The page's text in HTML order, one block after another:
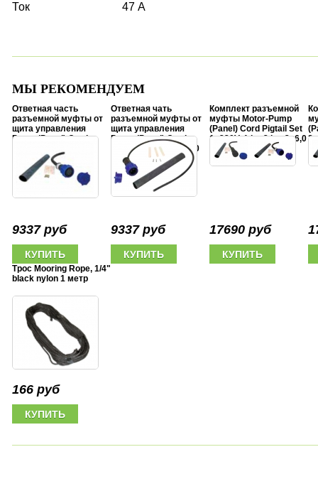
Ток
47 А
МЫ РЕКОМЕНДУЕМ
Ответная часть
разъемной муфты от
щита управления
Pump (Panel) Cord
hp, 3x6,0 mm2
9337 руб
Ответная чать
разъемной муфты от
щита управления
Pump (Panel) Cord
Pigtai 3x380V, 5 hp-20
hp, 4x6,0 mm2
9337 руб
Комплект разъемной
муфты Motor-Pump
(Panel) Cord Pigtail Set
1x220V, 1 hp-3 hp, 3x6,0
mm2
17690 руб
Трос Mooring Rope, 1/4"
black nylon 1 метр
166 руб